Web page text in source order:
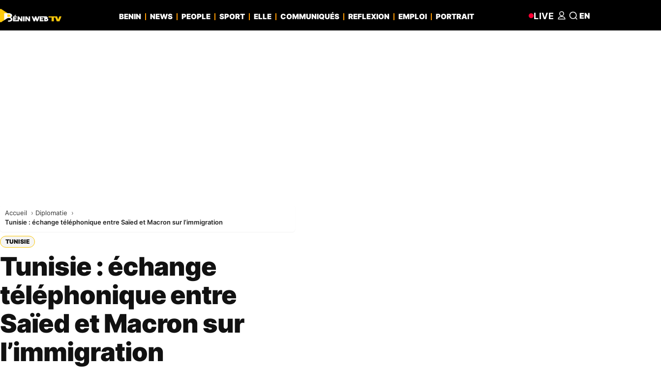
BENIN NEWS PEOPLE SPORT ELLE COMMUNIQUÉS REFLEXION EMPLOI PORTRAIT LIVE EN
Accueil
Diplomatie
Tunisie : échange téléphonique entre Saïed et Macron sur l’immigration
TUNISIE
Tunisie : échange
téléphonique entre
Saïed et Macron sur
l’immigration